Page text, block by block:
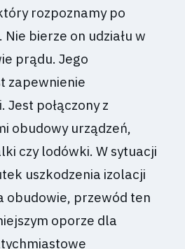
rozpoznamy po
bierze on udziału w
prądu. Jego
zapewnienie
Jest połączony z
obudowy urządzeń,
czy lodówki. W sytuacji
uszkodzenia izolacji
obudowie, przewód ten
oporze dla